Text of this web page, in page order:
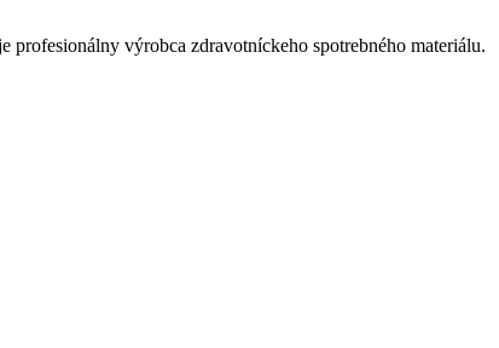
výrobca zdravotníckeho spotrebného materiálu.